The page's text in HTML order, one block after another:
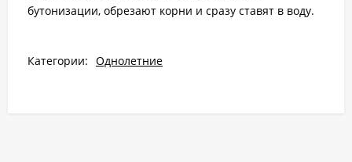
бутонизации, обрезают корни и сразу ставят в воду.
Категории: Однолетние